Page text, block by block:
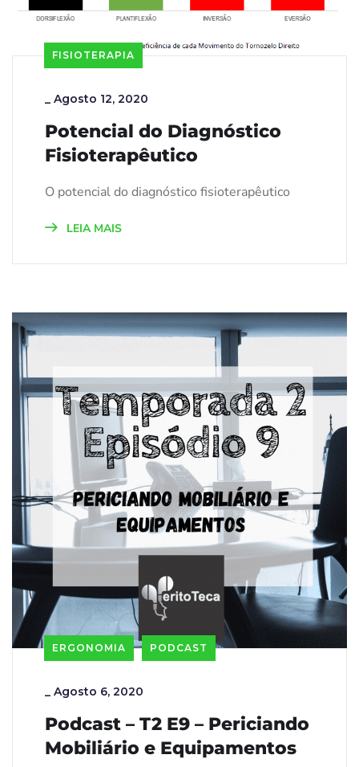
FISIOTERAPIA
_ Agosto 12, 2020
Potencial do Diagnóstico
Fisioterapêutico
O potencial do diagnóstico fisioterapêutico
LEIA MAIS
ERGONOMIA PODCAST
_ Agosto 6, 2020
Podcast – T2 E9 – Periciando
Mobiliário e Equipamentos